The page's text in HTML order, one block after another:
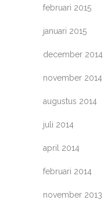
februari 2015
januari 2015
december 2014
november 2014
augustus 2014
juli 2014
april 2014
februari 2014
november 2013